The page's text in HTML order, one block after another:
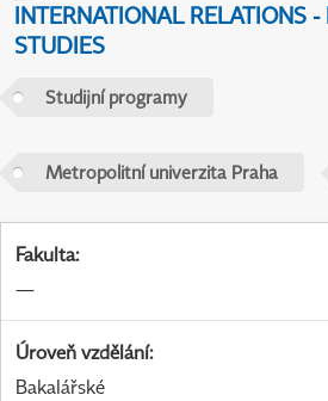
INTERNATIONAL RELATIONS -
STUDIES
Studijní programy
Metropolitní univerzita Praha
Fakulta:
—
Úroveň vzdělání:
Bakalářské